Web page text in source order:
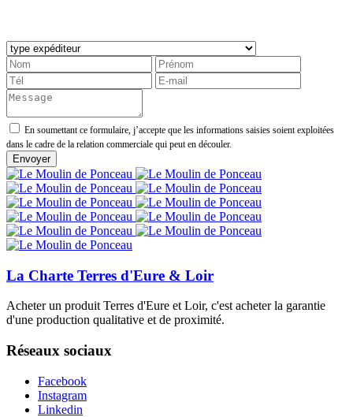
En soumettant ce formulaire, j’accepte que les informations saisies soient exploitées
dans le cadre de la relation commerciale qui peut en découler.
La Charte Terres d'Eure & Loir
Acheter un produit Terres d'Eure et Loir, c'est acheter la garantie
d'une production qualitative et de proximité.
Réseaux sociaux
Facebook
Instagram
Linkedin